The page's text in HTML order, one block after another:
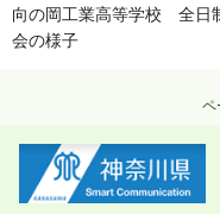
向の岡工業高等学校 全日
会の様子
ペ